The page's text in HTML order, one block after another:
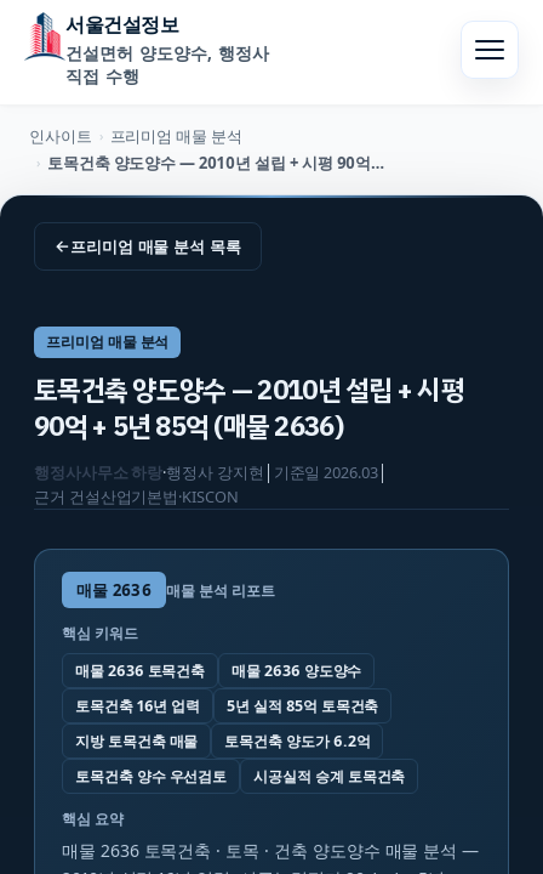
서울건설정보
건설면허 양도양수, 행정사
직접 수행
인사이트 › 프리미엄 매물 분석
› 토목건축 양도양수 — 2010년 설립 + 시평 90억 + 5년 85억 (매물 2636)
←프리미엄 매물 분석 목록
프리미엄 매물 분석
토목건축 양도양수 — 2010년 설립 + 시평
90억 + 5년 85억 (매물 2636)
행정사사무소 하랑·행정사 강지현 기준일2026.03│
근거 건설산업기본법·KISCON
매물 2636 매물 분석 리포트
핵심 키워드
매물 2636 토목건축
매물 2636 양도양수
토목건축 16년 업력
5년 실적 85억 토목건축
지방 토목건축 매물
토목건축 양도가 6.2억
토목건축 양수 우선검토
시공실적 승계 토목건축
핵심 요약
매물 2636 토목건축 · 토목 · 건축 양도양수 매물 분석 —